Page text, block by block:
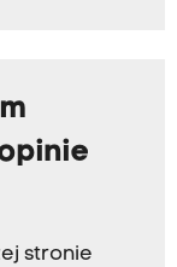
stronie